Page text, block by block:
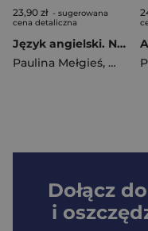
23,90 zł - sugerowana
cena detaliczna
Język angielski. Nowy Egzamin ósmoklasisty. Arkusze 2024-2026
Paulina Mełgieś,
Dołącz do
i